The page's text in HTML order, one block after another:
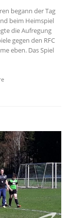
begann der Tag
beim Heimspiel
die Aufregung
gegen den RFC
eben. Das Spiel